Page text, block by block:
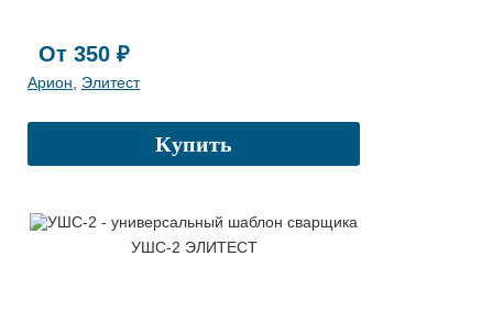
От 350 ₽
Арион Элитест
Купить
УШС-2 ЭЛИТЕСТ